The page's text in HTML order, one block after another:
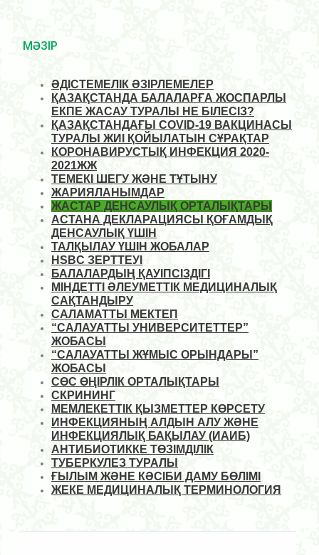
МӘЗІР
ӘДІСТЕМЕЛІК ӘЗІРЛЕМЕЛЕР
ҚАЗАҚСТАНДА БАЛАЛАРҒА ЖОСПАРЛЫ
ЕКПЕ ЖАСАУ ТУРАЛЫ НЕ БІЛЕСІЗ?
ҚАЗАҚСТАНДАҒЫ COVID-19 ВАКЦИНАСЫ
ТУРАЛЫ ЖИІ ҚОЙЫЛАТЫН СҰРАҚТАР
КОРОНАВИРУСТЫҚ ИНФЕКЦИЯ 2020-
2021ЖЖ
ТЕМЕКІ ШЕГУ ЖӘНЕ ТҰТЫНУ
ЖАРИЯЛАНЫМДАР
ЖАСТАР ДЕНСАУЛЫҚ ОРТАЛЫҚТАРЫ
АСТАНА ДЕКЛАРАЦИЯСЫ ҚОҒАМДЫҚ
ДЕНСАУЛЫҚ ҮШІН
ТАЛҚЫЛАУ ҮШІН ЖОБАЛАР
HSBC ЗЕРТТЕУІ
БАЛАЛАРДЫҢ ҚАУІПСІЗДІГІ
МІНДЕТТІ ӘЛЕУМЕТТІК МЕДИЦИНАЛЫҚ
САҚТАНДЫРУ
САЛАМАТТЫ МЕКТЕП
“САЛАУАТТЫ УНИВЕРСИТЕТТЕР”
ЖОБАСЫ
“САЛАУАТТЫ ЖҰМЫС ОРЫНДАРЫ”
ЖОБАСЫ
СӨС ӨҢІРЛІК ОРТАЛЫҚТАРЫ
СКРИНИНГ
МЕМЛЕКЕТТІК ҚЫЗМЕТТЕР КӨРСЕТУ
ИНФЕКЦИЯНЫҢ АЛДЫН АЛУ ЖӘНЕ
ИНФЕКЦИЯЛЫҚ БАҚЫЛАУ (ИАИБ)
АНТИБИОТИККЕ ТӨЗІМДІЛІК
ТУБЕРКУЛЕЗ ТУРАЛЫ
ҒЫЛЫМ ЖӘНЕ КӘСІБИ ДАМУ БӨЛІМІ
ЖЕКЕ МЕДИЦИНАЛЫҚ ТЕРМИНОЛОГИЯ